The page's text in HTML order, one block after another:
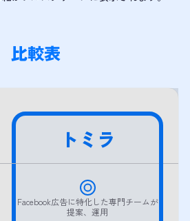
比較表
トミラ
Facebook広告に特化した専門チームが
提案、運用